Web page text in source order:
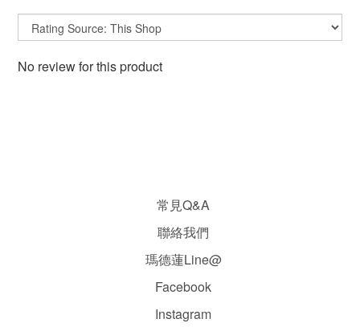
No review for this product
常見Q&A
聯絡我們
瑪德蓮Line@
Facebook
Instagram